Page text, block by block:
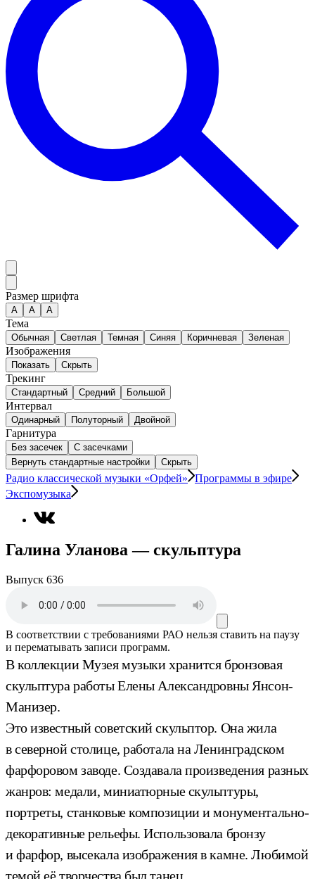
Размер шрифта
А A A
Тема
Обычная Светлая Темная Синяя Коричневая Зеленая
Изображения
Показать Скрыть
Трекинг
Стандартный Средний Большой
Интервал
Одинарный Полуторный Двойной
Гарнитура
Без засечек
С засечками
Вернуть стандартные настройки
Скрыть
Радио классической музыки «Орфей»
Программы в эфире
Экспомузыка
Галина Уланова — скульптура
Выпуск 636
В соответствии с требованиями РАО нельзя ставить на паузу
и перематывать записи программ.
В коллекции Музея музыки хранится бронзовая
скульптура работы Елены Александровны Янсон-
Манизер.
Это известный советский скульптор. Она жила
в северной столице, работала на Ленинградском
фарфоровом заводе. Создавала произведения разных
жанров: медали, миниатюрные скульптуры,
портреты, станковые композиции и монументально-
декоративные рельефы. Использовала бронзу
и фарфор, высекала изображения в камне. Любимой
темой её творчества был танец.